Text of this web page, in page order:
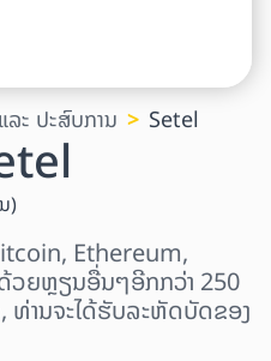
ະ ປະສົບການ Setel
)
Ethereum,
ວຍຫຼຽນອື່ນໆອີກກວ່າ 250
ທ່ານຈະໄດ້ຮັບລະຫັດບັດຂອງ